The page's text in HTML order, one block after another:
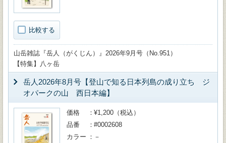
比較する
山岳雑誌『岳人（がくじん）』2026年9月号（No.951）
【特集】八ヶ岳
岳人2026年8月号【登山で知る日本列島の成り立ち ジ
オパークの山 西日本編】
価格
¥1,200（税込）
品番
#0002608
カラー
－